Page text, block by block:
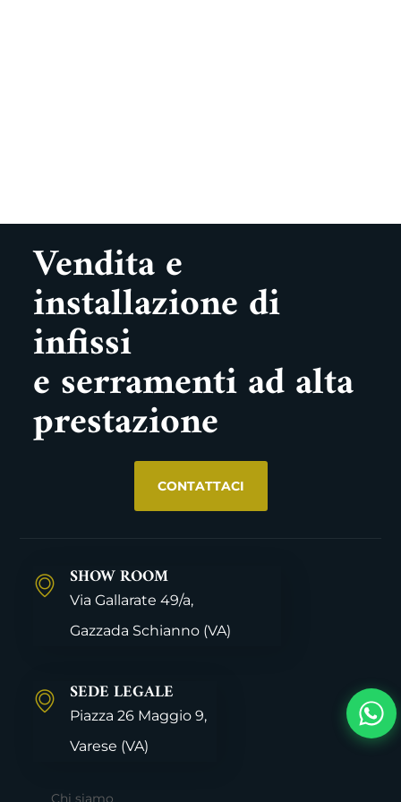
Vendita e
installazione di
infissi
e serramenti ad alta
prestazione
CONTATTACI
SHOW ROOM
Via Gallarate 49/a,
Gazzada Schianno (VA)
SEDE LEGALE
Piazza 26 Maggio 9,
Varese (VA)
Chi siamo